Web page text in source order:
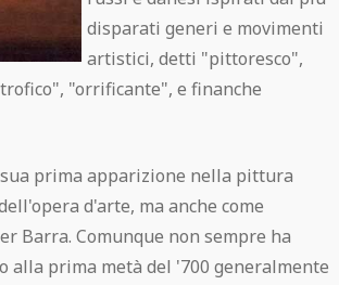
disparati generi e movimenti
artistici, detti "pittoresco",
"orrificante", e finanche
prima apparizione nella pittura
d'arte, ma anche come
Barra. Comunque non sempre ha
alla prima metà del '700 generalmente